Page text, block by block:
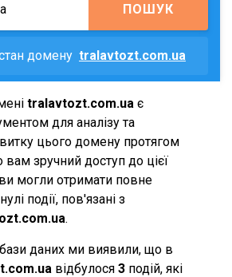
ПОШУК
домену tralavtozt.com.ua
tralavtozt.com.ua є
для аналізу та
цього домену протягом
зручний доступ до цієї
могли отримати повне
події, пов'язані з
.
даних ми виявили, що в
відбулося 3 подій, які